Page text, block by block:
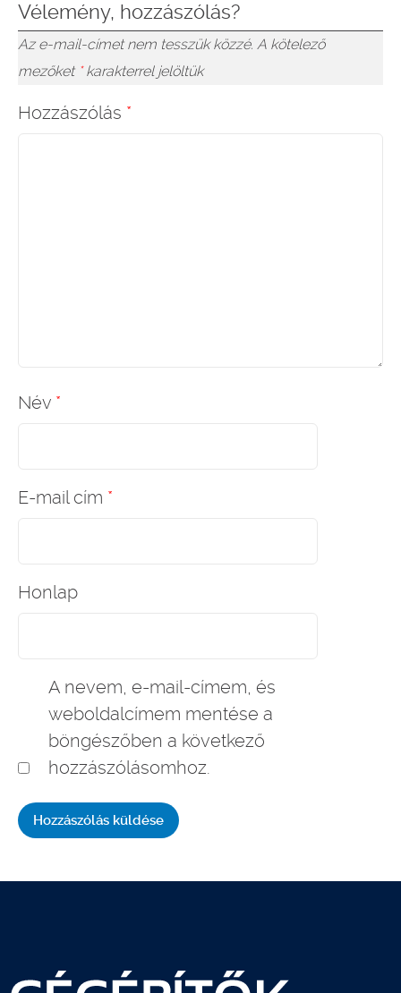
Vélemény, hozzászólás?
Az e-mail-címet nem tesszük közzé. A kötelező
mezőket *karakterrel jelöltük
Hozzászólás *
Név *
E-mail cím *
Honlap
A nevem, e-mail-címem, és
weboldalcímem mentése a
böngészőben a következő
hozzászólásomhoz.